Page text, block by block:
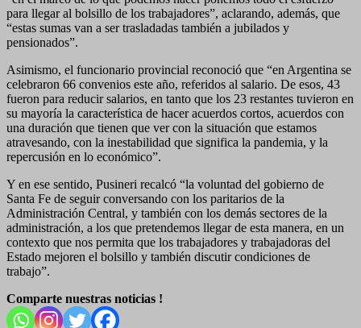
para llegar al bolsillo de los trabajadores”, aclarando, además, que
“estas sumas van a ser trasladadas también a jubilados y
pensionados”.
Asimismo, el funcionario provincial reconoció que “en Argentina se
celebraron 66 convenios este año, referidos al salario. De esos, 43
fueron para reducir salarios, en tanto que los 23 restantes tuvieron en
su mayoría la característica de hacer acuerdos cortos, acuerdos con
una duración que tienen que ver con la situación que estamos
atravesando, con la inestabilidad que significa la pandemia, y la
repercusión en lo económico”.
Y en ese sentido, Pusineri recalcó “la voluntad del gobierno de
Santa Fe de seguir conversando con los paritarios de la
Administración Central, y también con los demás sectores de la
administración, a los que pretendemos llegar de esta manera, en un
contexto que nos permita que los trabajadores y trabajadoras del
Estado mejoren el bolsillo y también discutir condiciones de
trabajo”.
Comparte nuestras noticias !